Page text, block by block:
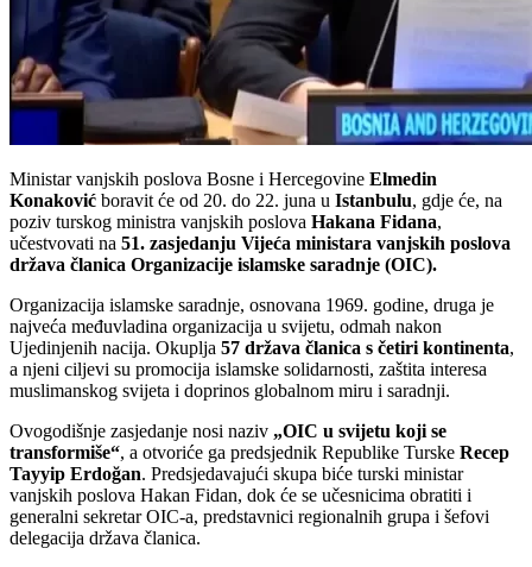
Ministar vanjskih poslova Bosne i Hercegovine Elmedin
Konaković boravit će od 20. do 22. juna u Istanbulu, gdje će, na
poziv turskog ministra vanjskih poslova Hakana Fidana,
učestvovati na 51. zasjedanju Vijeća ministara vanjskih poslova
država članica Organizacije islamske saradnje (OIC).
Organizacija islamske saradnje, osnovana 1969. godine, druga je
najveća međuvladina organizacija u svijetu, odmah nakon
Ujedinjenih nacija. Okuplja 57 država članica s četiri kontinenta,
a njeni ciljevi su promocija islamske solidarnosti, zaštita interesa
muslimanskog svijeta i doprinos globalnom miru i saradnji.
Ovogodišnje zasjedanje nosi naziv „OIC u svijetu koji se
transformiše“, a otvoriće ga predsjednik Republike Turske Recep
Tayyip Erdoğan. Predsjedavajući skupa biće turski ministar
vanjskih poslova Hakan Fidan, dok će se učesnicima obratiti i
generalni sekretar OIC-a, predstavnici regionalnih grupa i šefovi
delegacija država članica.